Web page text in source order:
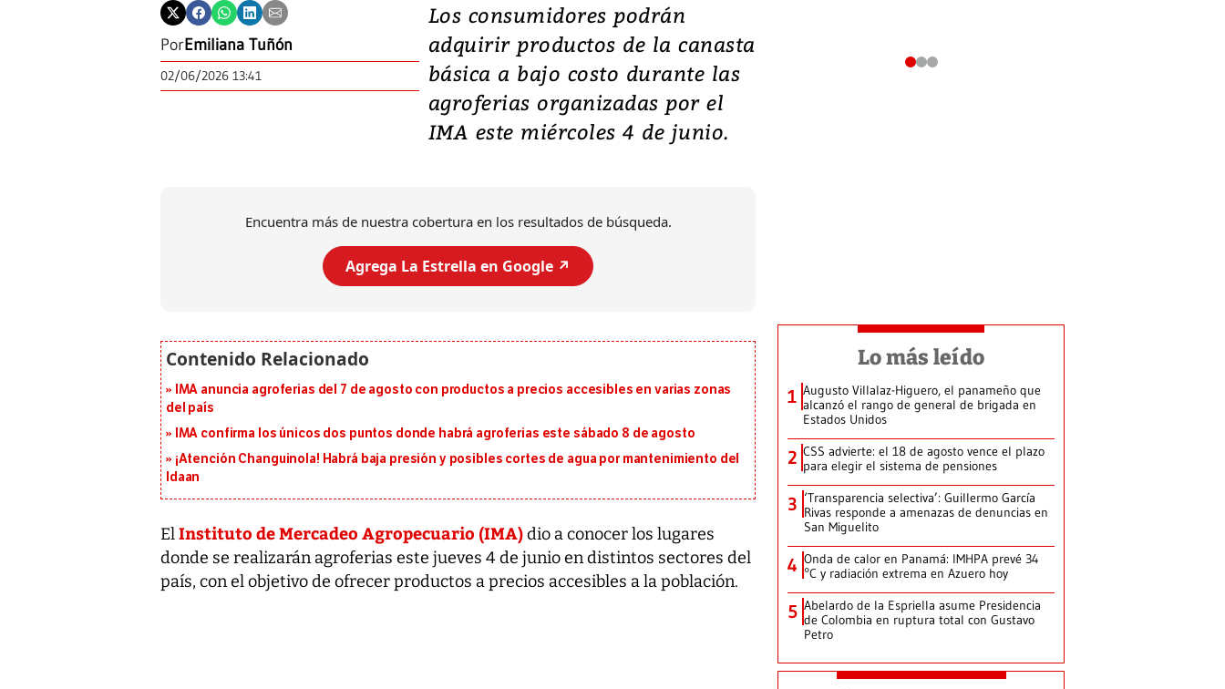
PorEmiliana Tuñón
02/06/2026 13:41
Los consumidores podrán
adquirir productos de la canasta
básica a bajo costo durante las
agroferias organizadas por el
IMA este miércoles 4 de junio.
Encuentra más de nuestra cobertura en los resultados de búsqueda.
Agrega La Estrella en Google ↗️
IMA anuncia agroferias del 7 de agosto con productos a precios accesibles en varias zonas
del país
IMA confirma los únicos dos puntos donde habrá agroferias este sábado 8 de agosto
¡Atención Changuinola! Habrá baja presión y posibles cortes de agua por mantenimiento del
Idaan
ElInstituto de Mercadeo Agropecuario (IMA)dio a conocer los lugares
donde se realizarán agroferias este jueves 4 de junio en distintos sectores del
país, con el objetivo de ofrecer productos a precios accesibles a la población.
Lo más leído
1 Augusto Villalaz-Higuero, el panameño que
alcanzó el rango de general de brigada en
Estados Unidos
2 CSS advierte: el 18 de agosto vence el plazo
para elegir el sistema de pensiones
3 ‘Transparencia selectiva’: Guillermo García
Rivas responde a amenazas de denuncias en
San Miguelito
4 Onda de calor en Panamá: IMHPA prevé 34
°C y radiación extrema en Azuero hoy
5 Abelardo de la Espriella asume Presidencia
de Colombia en ruptura total con Gustavo
Petro